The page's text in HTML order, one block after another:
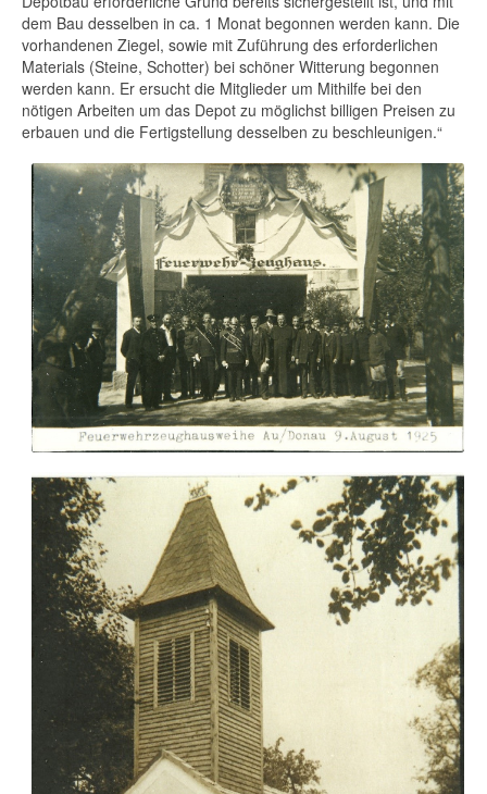
dem Bau desselben in ca. 1 Monat begonnen werden kann. Die
vorhandenen Ziegel, sowie mit Zuführung des erforderlichen
Materials (Steine, Schotter) bei schöner Witterung begonnen
werden kann. Er ersucht die Mitglieder um Mithilfe bei den
nötigen Arbeiten um das Depot zu möglichst billigen Preisen zu
erbauen und die Fertigstellung desselben zu beschleunigen.“